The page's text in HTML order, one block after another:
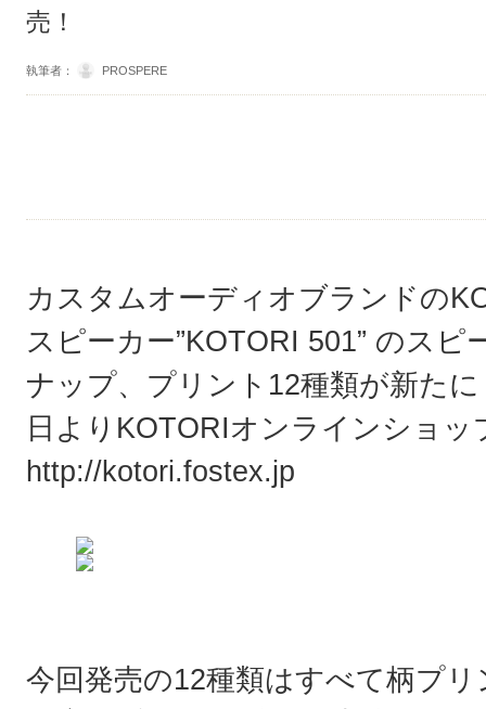
売！
執筆者： PROSPERE
カスタムオーディオブランドの
スピーカー”KOTORI 501” のス
ナップ、プリント12種類が新た
日よりKOTORIオンラインショッ
http://kotori.fostex.jp
今回発売の12種類はすべて柄プ